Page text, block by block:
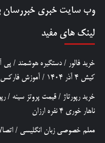
وب سایت خبری خبررسان
لینک های مفید
خرید فالور / دستگیره هوشمند / پی
کیش 4 آذر 1404
/ آموزش فارکس
خرید رپورتاژ / قیمت پروتز سینه /
ناهار خوری 4 نفره ارزان
معلم خصوصی زبان انگلیسی /